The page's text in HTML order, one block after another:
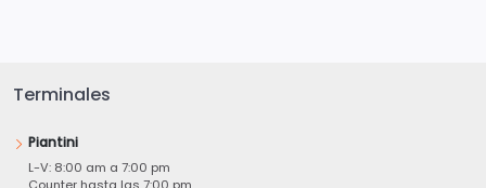
Terminales
Piantini
L-V: 8:00 am a 7:00 pm